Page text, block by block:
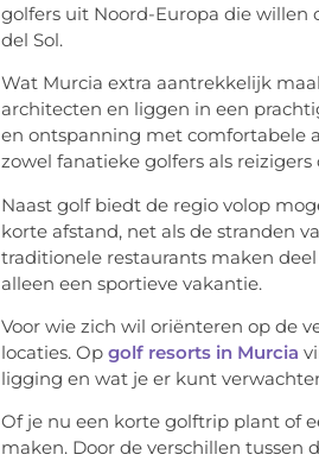
golfers uit Noord-Europa die willen
del Sol.
Wat Murcia extra aantrekkelijk
architecten en liggen in een
en ontspanning met comfortabele
zowel fanatieke golfers als
Naast golf biedt de regio volop
korte afstand, net als de stranden
traditionele restaurants maken
alleen een sportieve vakantie.
Voor wie zich wil oriënteren op de
locaties. Op golf resorts in Murcia
ligging en wat je er kunt
Of je nu een korte golftrip plant of
maken. Door de verschillen tussen